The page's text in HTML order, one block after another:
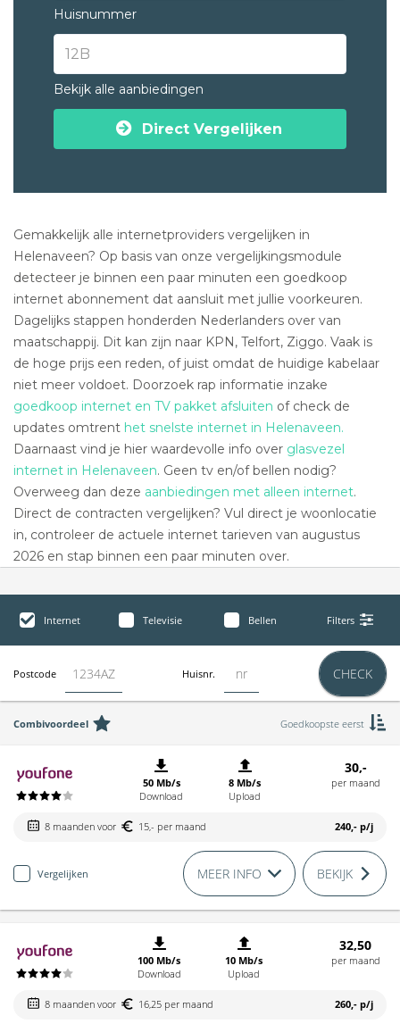
Huisnummer
Bekijk alle aanbiedingen
Direct Vergelijken
Gemakkelijk alle internetproviders vergelijken in
Helenaveen? Op basis van onze vergelijkingsmodule
detecteer je binnen een paar minuten een goedkoop
internet abonnement dat aansluit met jullie voorkeuren.
Dagelijks stappen honderden Nederlanders over van
maatschappij. Dit kan zijn naar KPN, Telfort, Ziggo. Vaak is
de hoge prijs een reden, of juist omdat de huidige kabelaar
niet meer voldoet. Doorzoek rap informatie inzake
goedkoop internet en TV pakket afsluiten of check de
updates omtrent het snelste internet in Helenaveen.
Daarnaast vind je hier waardevolle info over glasvezel
internet in Helenaveen. Geen tv en/of bellen nodig?
Overweeg dan deze aanbiedingen met alleen internet.
Direct de contracten vergelijken? Vul direct je woonlocatie
in, controleer de actuele internet tarieven van augustus
2026 en stap binnen een paar minuten over.
Internet Televisie Bellen Filters
Postcode Huisnr. CHECK
Combivoordeel Goedkoopste eerst
50 Mb/s
Download
8 Mb/s
Upload
30,-
per maand
8 maanden voor 15,- per maand 240,- p/j
Vergelijken MEER INFO BEKIJK
100 Mb/s
Download
10 Mb/s
Upload
32,50
per maand
8 maanden voor 16,25 per maand 260,- p/j